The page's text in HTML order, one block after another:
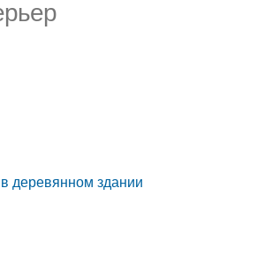
деревянном здании